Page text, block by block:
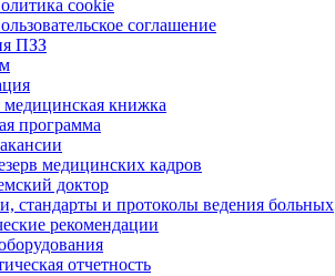
cookie
соглашение
ПЗЗ
книжка
программа
медицинских кадров
доктор
стандарты и протоколы ведения больных
рекомендации
отчетность